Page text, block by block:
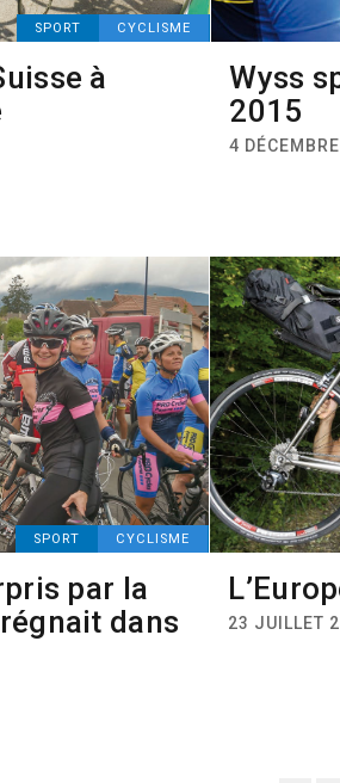
SPORT CYCLISME
à
Wyss
2015
4
SPORT CYCLISME
par la
dans
23 JUILLET